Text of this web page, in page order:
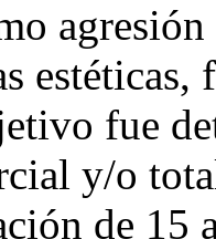
fue
y/o
de 15